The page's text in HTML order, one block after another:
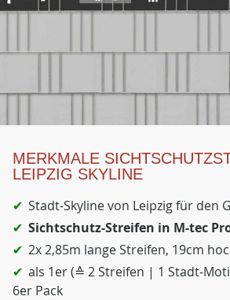
MERKMALE
LEIPZIG SKYLINE
Stadt-Skyline von Leipzig für den
Sichtschutz-Streifen in M-tec
2x 2,85m lange Streifen, 19cm
als 1er (≙ 2 Streifen | 1 Stadt-
6er Pack